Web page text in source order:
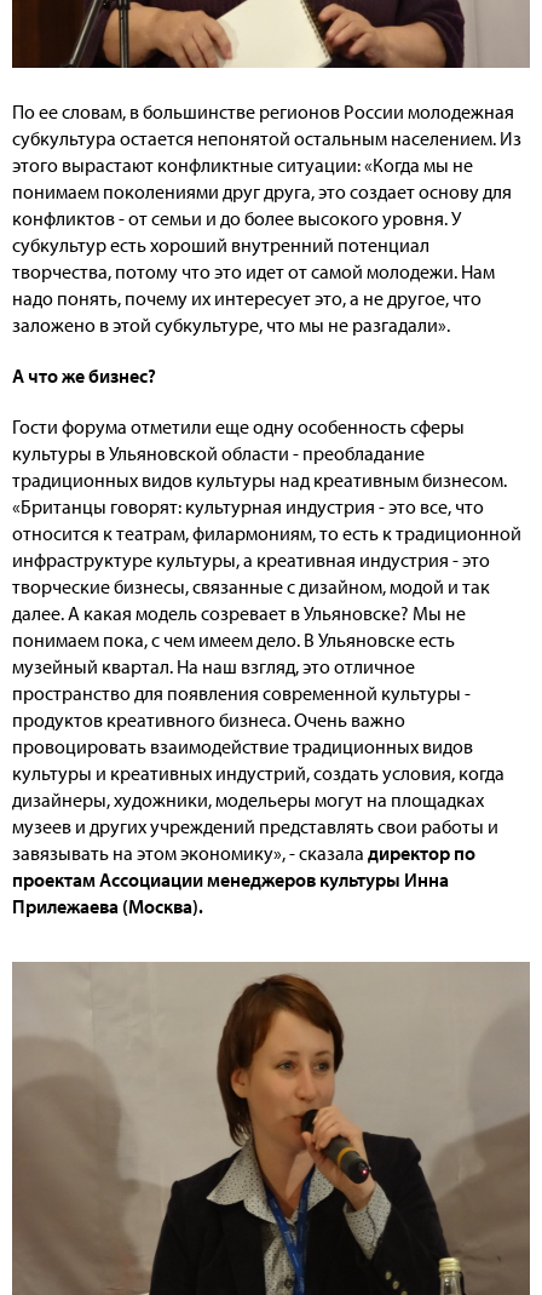
По ее словам, в большинстве регионов России молодежная
субкультура остается непонятой остальным населением. Из
этого вырастают конфликтные ситуации: «Когда мы не
понимаем поколениями друг друга, это создает основу для
конфликтов - от семьи и до более высокого уровня. У
субкультур есть хороший внутренний потенциал
творчества, потому что это идет от самой молодежи. Нам
надо понять, почему их интересует это, а не другое, что
заложено в этой субкультуре, что мы не разгадали».
А что же бизнес?
Гости форума отметили еще одну особенность сферы
культуры в Ульяновской области - преобладание
традиционных видов культуры над креативным бизнесом.
«Британцы говорят: культурная индустрия - это все, что
относится к театрам, филармониям, то есть к традиционной
инфраструктуре культуры, а креативная индустрия - это
творческие бизнесы, связанные с дизайном, модой и так
далее. А какая модель созревает в Ульяновске? Мы не
понимаем пока, с чем имеем дело. В Ульяновске есть
музейный квартал. На наш взгляд, это отличное
пространство для появления современной культуры -
продуктов креативного бизнеса. Очень важно
провоцировать взаимодействие традиционных видов
культуры и креативных индустрий, создать условия, когда
дизайнеры, художники, модельеры могут на площадках
музеев и других учреждений представлять свои работы и
завязывать на этом экономику», - сказала директор по
проектам Ассоциации менеджеров культуры Инна
Прилежаева (Москва).